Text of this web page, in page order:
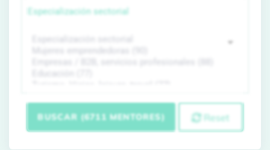
Especialización sectorial
BUSCAR (6711 MENTORES) Reset